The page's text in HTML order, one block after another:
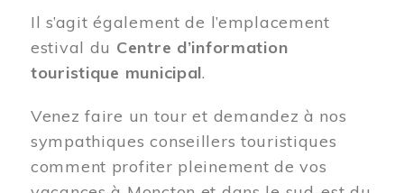
Il s’agit également de l’emplacement
estival du Centre d’information
touristique municipal.
Venez faire un tour et demandez à nos
sympathiques conseillers touristiques
comment profiter pleinement de vos